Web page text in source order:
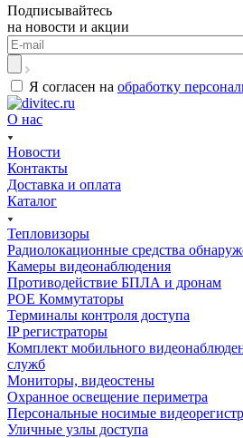
Подписывайтесь
на новости и акции
Я согласен на обработку
О нас
Новости
Контакты
Доставка и оплата
Каталог
Тепловизоры
Радиолокационные средства
Камеры видеонаблюдения
Противодействие БПЛА и дронам
РОЕ Коммутаторы
Терминалы контроля доступа
IP регистраторы
Комплект мобильного
служб
Мониторы, видеостены
Охранное освещение периметра
Персональные носимые
Уличные узлы доступа